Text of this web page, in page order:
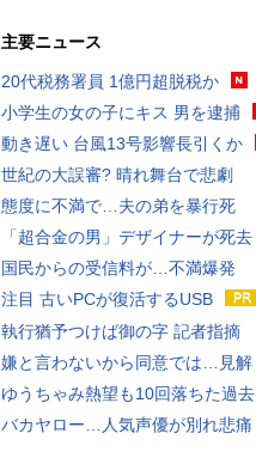
主要ニュース
20代税務署員 1億円超脱税か
小学生の女の子にキス 男を逮捕
動き遅い 台風13号影響長引くか
世紀の大誤審? 晴れ舞台で悲劇
態度に不満で…夫の弟を暴行死
「超合金の男」デザイナーが死去
国民からの受信料が…不満爆発
注目 古いPCが復活するUSB
執行猶予つけば御の字 記者指摘
嫌と言わないから同意では…見解
ゆうちゃみ熱望も10回落ちた過去
バカヤロー…人気声優が別れ悲痛